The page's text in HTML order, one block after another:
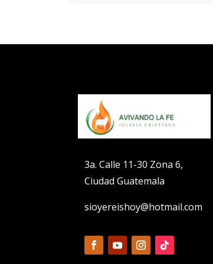
3a. Calle 11-30 Zona 6,
Ciudad Guatemala
sioyereishoy@hotmail.com